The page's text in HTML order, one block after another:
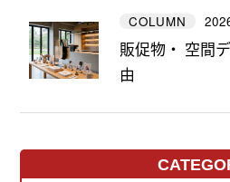
COLUMN
販促物・ 空間
由